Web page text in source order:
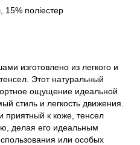
15% поліестер
изготовлено из легкого и
Этот натуральный
ощущение идеальной
стиль и легкость движения.
приятный к коже, тенсел
делая его идеальным
или особых